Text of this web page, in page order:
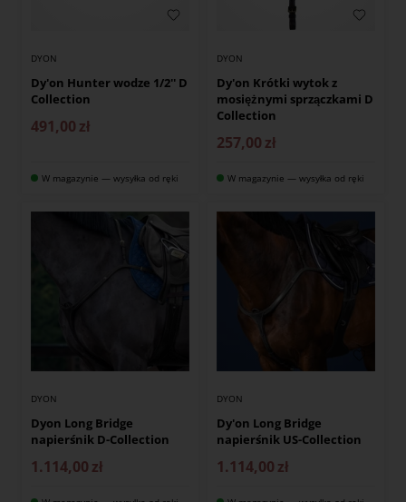
DYON
Dy'on Hunter wodze 1/2'' D
Collection
491,00 zł
W magazynie — wysyłka od ręki
DYON
Dy'on Krótki wytok z
mosiężnymi sprzączkami D
Collection
257,00 zł
W magazynie — wysyłka od ręki
DYON
Dyon Long Bridge
napierśnik D-Collection
1.114,00 zł
DYON
Dy'on Long Bridge
napierśnik US-Collection
1.114,00 zł